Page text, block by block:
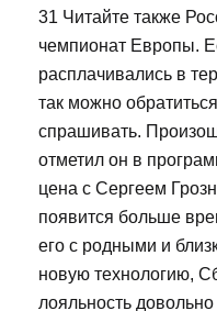
31 Читайте также
чемпионат Европы.
расплачивались в
так можно
спрашивать.
отметил он в
цена с Сергеем
появится больше
его с родными и
новую технологию,
лояльность